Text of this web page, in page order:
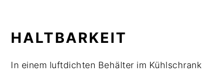
HALTBARKEIT
In einem luftdichten Behälter im Kühlschrank